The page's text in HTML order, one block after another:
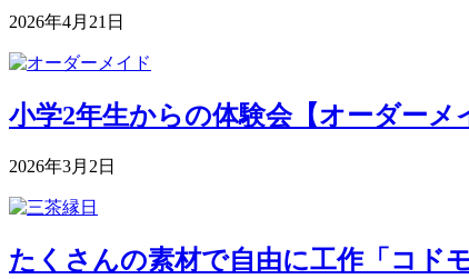
2026年4月21日
小学2年生からの体験会【オーダーメ
2026年3月2日
たくさんの素材で自由に工作「コド